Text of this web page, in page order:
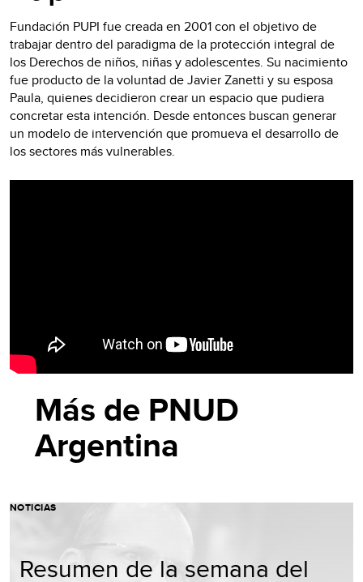
Fundación PUPI fue creada en 2001 con el objetivo de
trabajar dentro del paradigma de la protección integral de
los Derechos de niños, niñas y adolescentes. Su nacimiento
fue producto de la voluntad de Javier Zanetti y su esposa
Paula, quienes decidieron crear un espacio que pudiera
concretar esta intención. Desde entonces buscan generar
un modelo de intervención que promueva el desarrollo de
los sec­tores más vulnerables.
Más de PNUD
Argentina
NOTICIAS
Resumen de la semana del